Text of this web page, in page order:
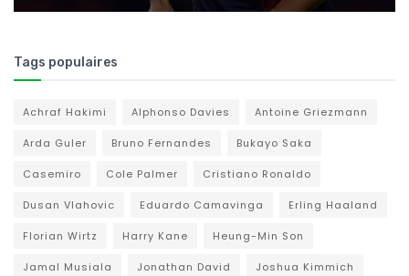
Tags populaires
Achraf Hakimi Alphonso Davies Antoine Griezmann
Arda Guler Bruno Fernandes Bukayo Saka
Casemiro Cole Palmer Cristiano Ronaldo
Dusan Vlahovic Eduardo Camavinga Erling Haaland
Florian Wirtz Harry Kane Heung-Min Son
Jamal Musiala Jonathan David Joshua Kimmich